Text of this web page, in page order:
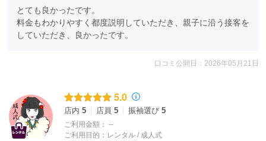
とても良かったです。
料金もわかりやすく都度説明していただき、親子に沿う接客を
していただき、良かったです。
口コミ公開日：2026年05月21日
5.0
店内 5 店員 5 振袖選び 5
ご利用金額： --
ご利用目的： レンタル / 成人式